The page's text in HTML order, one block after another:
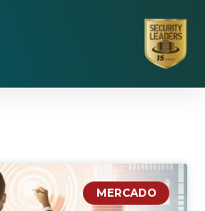
MERCADO